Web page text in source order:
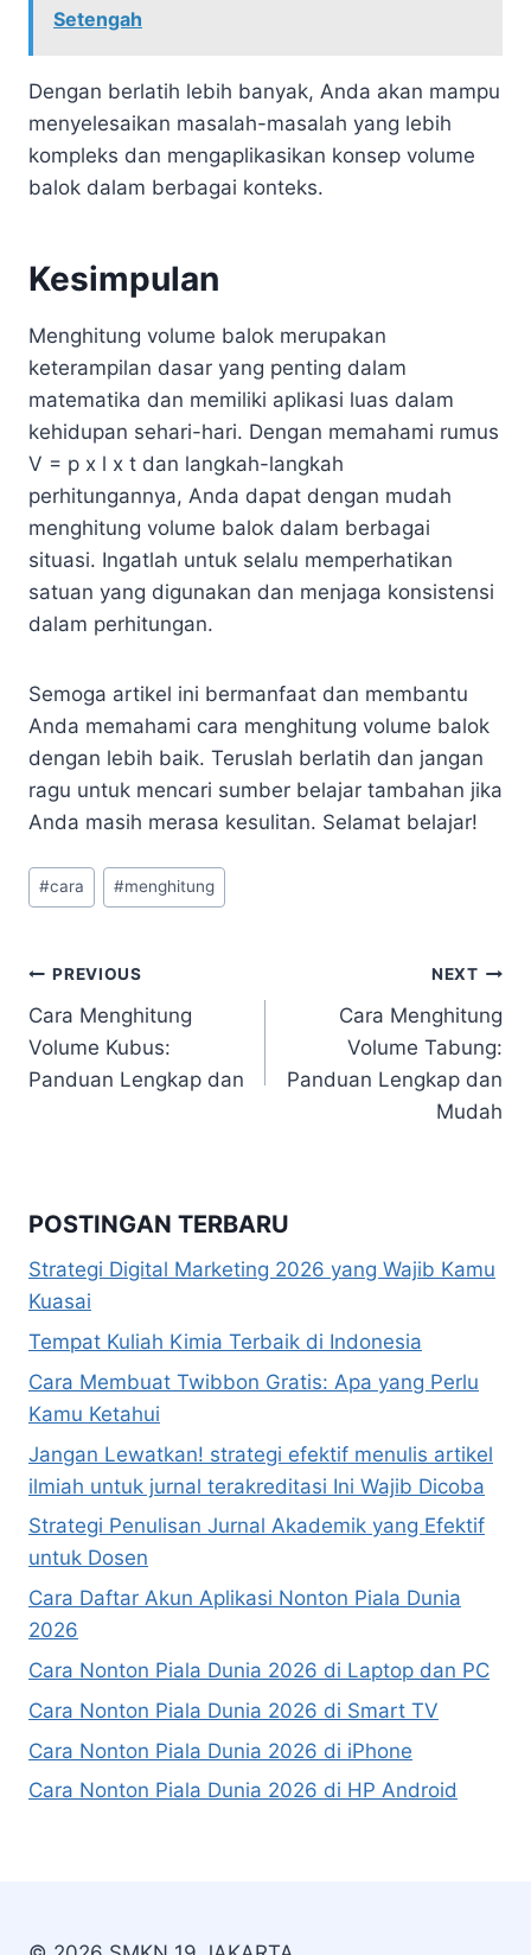
Setengah
Dengan berlatih lebih banyak, Anda akan mampu
menyelesaikan masalah-masalah yang lebih
kompleks dan mengaplikasikan konsep volume
balok dalam berbagai konteks.
Kesimpulan
Menghitung volume balok merupakan
keterampilan dasar yang penting dalam
matematika dan memiliki aplikasi luas dalam
kehidupan sehari-hari. Dengan memahami rumus
V = p x l x t dan langkah-langkah
perhitungannya, Anda dapat dengan mudah
menghitung volume balok dalam berbagai
situasi. Ingatlah untuk selalu memperhatikan
satuan yang digunakan dan menjaga konsistensi
dalam perhitungan.
Semoga artikel ini bermanfaat dan membantu
Anda memahami cara menghitung volume balok
dengan lebih baik. Teruslah berlatih dan jangan
ragu untuk mencari sumber belajar tambahan jika
Anda masih merasa kesulitan. Selamat belajar!
Post
Tags:
#cara #menghitung
Navigasi
pos
PREVIOUS
Cara Menghitung
Volume Kubus:
Panduan Lengkap dan
NEXT
Cara Menghitung
Volume Tabung:
Panduan Lengkap dan
Mudah
POSTINGAN TERBARU
Strategi Digital Marketing 2026 yang Wajib Kamu
Kuasai
Tempat Kuliah Kimia Terbaik di Indonesia
Cara Membuat Twibbon Gratis: Apa yang Perlu
Kamu Ketahui
Jangan Lewatkan! strategi efektif menulis artikel
ilmiah untuk jurnal terakreditasi Ini Wajib Dicoba
Strategi Penulisan Jurnal Akademik yang Efektif
untuk Dosen
Cara Daftar Akun Aplikasi Nonton Piala Dunia
2026
Cara Nonton Piala Dunia 2026 di Laptop dan PC
Cara Nonton Piala Dunia 2026 di Smart TV
Cara Nonton Piala Dunia 2026 di iPhone
Cara Nonton Piala Dunia 2026 di HP Android